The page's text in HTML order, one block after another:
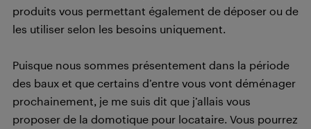
produits vous permettant également de déposer ou de
les utiliser selon les besoins uniquement.
Puisque nous sommes présentement dans la période
des baux et que certains d’entre vous vont déménager
prochainement, je me suis dit que j’allais vous
proposer de la domotique pour locataire. Vous pourrez